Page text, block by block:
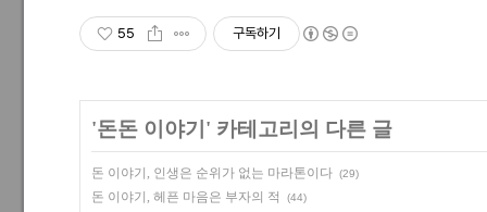
55 구독하기
'돈돈 이야기 ' 카테고리의 다른 글
돈 이야기, 인생은 순위가 없는 마라톤이다 (29)
돈 이야기, 헤픈 마음은 부자의 적 (44)